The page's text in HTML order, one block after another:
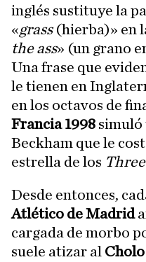
inglés sustituye la
«grass(hierba)» en
the ass» (un grano
Una frase que
le tienen en
en los octavos de
Francia 1998 simuló
Beckham que le
estrella de los
Desde entonces,
Atlético de Madrid
cargada de morbo
suele atizar al